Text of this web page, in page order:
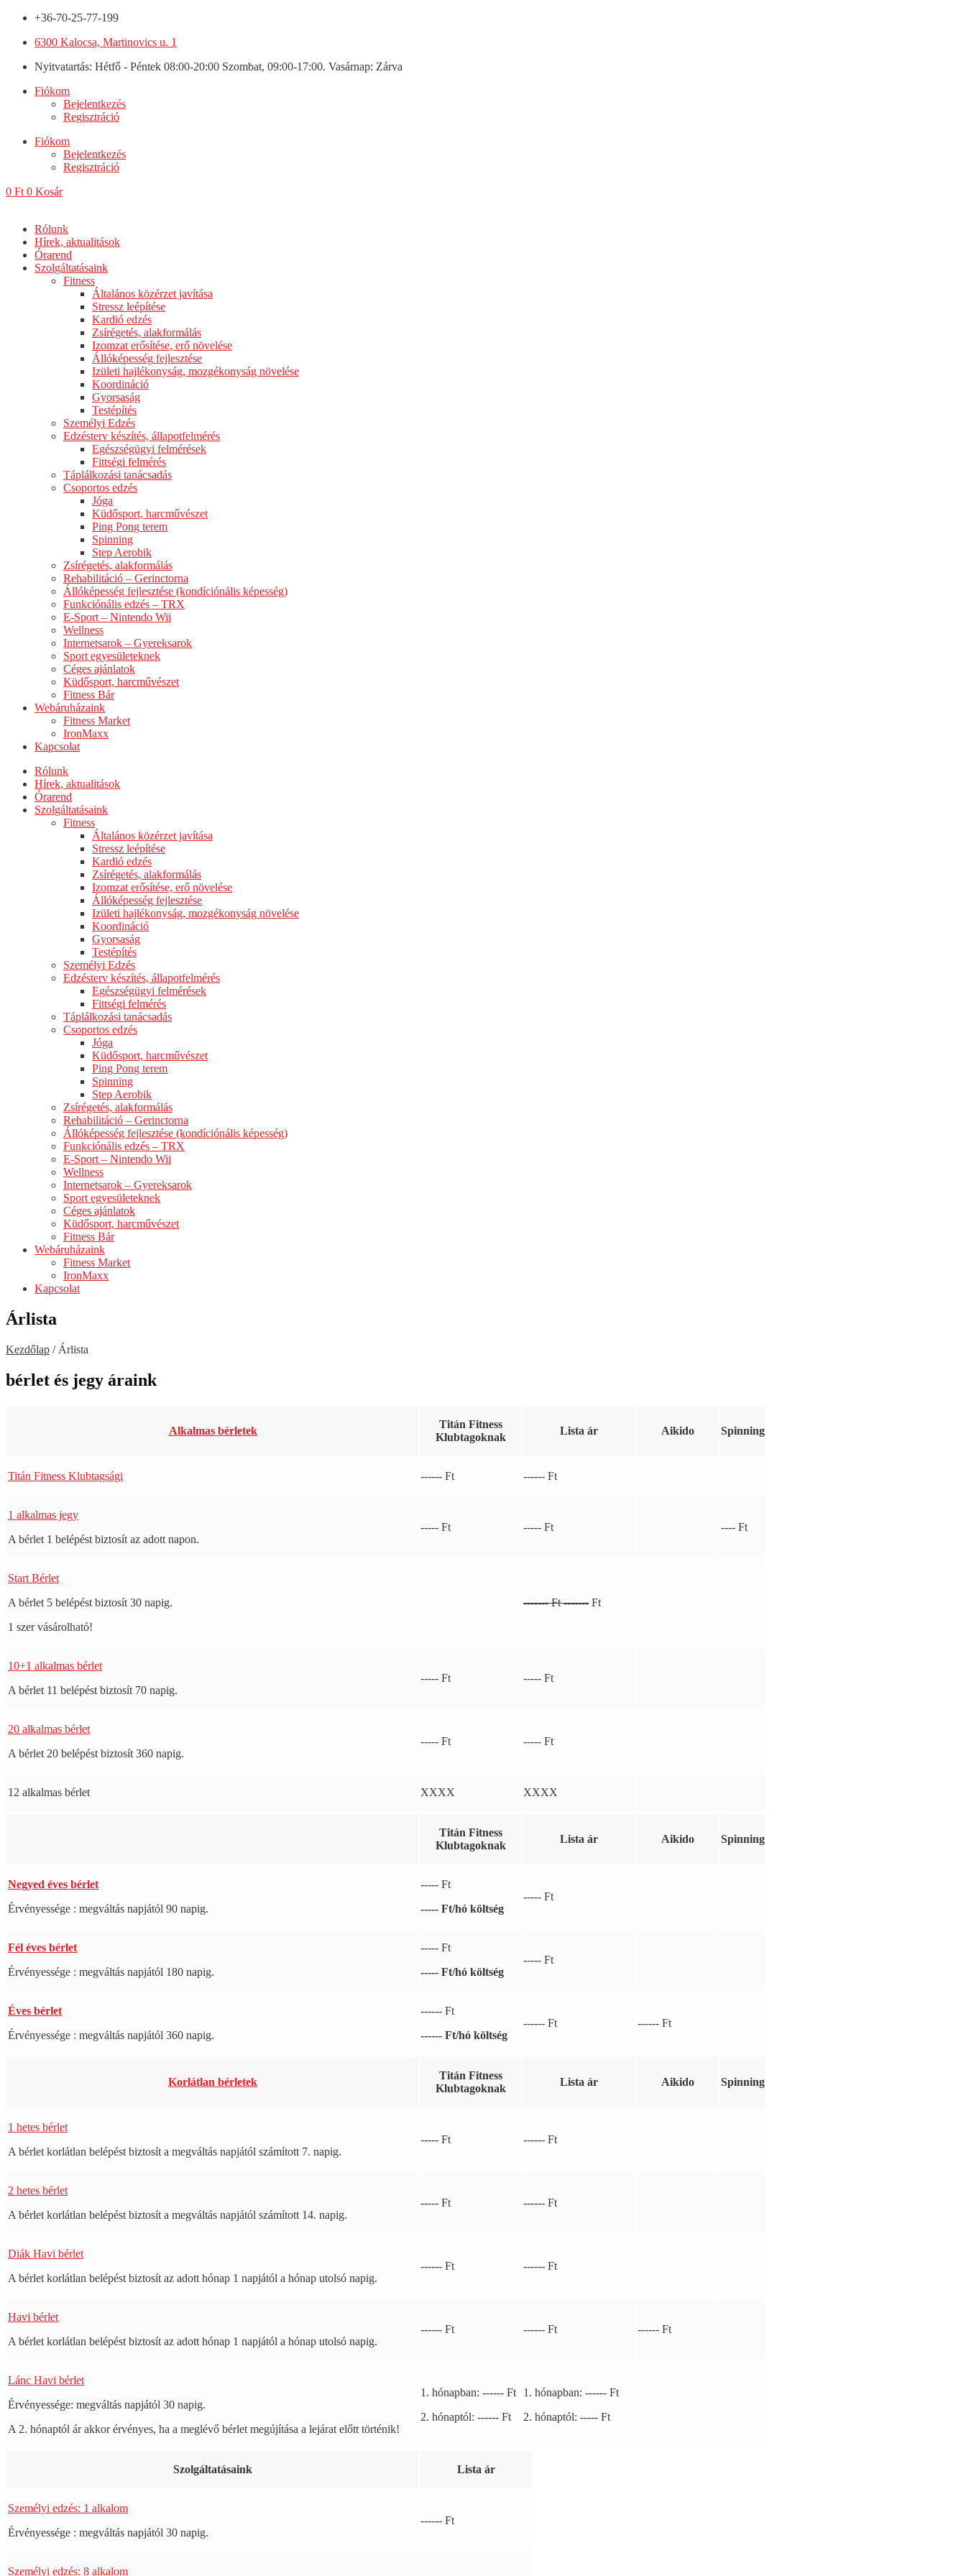
+36-70-25-77-199
6300 Kalocsa, Martinovics u. 1
Nyitvatartás: Hétfő - Péntek 08:00-20:00 Szombat, 09:00-17:00. Vasárnap: Zárva
Fiókom
Bejelentkezés
Regisztráció
Fiókom
Bejelentkezés
Regisztráció
0 Ft 0 Kosár
Rólunk
Hírek, aktualitások
Órarend
Szolgáltatásaink
Fitness
Általános közérzet javítása
Stressz leépítése
Kardió edzés
Zsírégetés, alakformálás
Izomzat erősítése, erő növelése
Állóképesség fejlesztése
Izületi hajlékonyság, mozgékonyság növelése
Koordináció
Gyorsaság
Testépítés
Személyi Edzés
Edzésterv készítés, állapotfelmérés
Egészségügyi felmérések
Fittségi felmérés
Táplálkozási tanácsadás
Csoportos edzés
Jóga
Küdősport, harcművészet
Ping Pong terem
Spinning
Step Aerobik
Zsírégetés, alakformálás
Rehabilitáció – Gerinctorna
Állóképesség fejlesztése (kondíciónális képesség)
Funkciónális edzés – TRX
E-Sport – Nintendo Wii
Wellness
Internetsarok – Gyereksarok
Sport egyesületeknek
Céges ajánlatok
Küdősport, harcművészet
Fitness Bár
Webáruházaink
Fitness Market
IronMaxx
Kapcsolat
Rólunk
Hírek, aktualitások
Órarend
Szolgáltatásaink
Fitness
Általános közérzet javítása
Stressz leépítése
Kardió edzés
Zsírégetés, alakformálás
Izomzat erősítése, erő növelése
Állóképesség fejlesztése
Izületi hajlékonyság, mozgékonyság növelése
Koordináció
Gyorsaság
Testépítés
Személyi Edzés
Edzésterv készítés, állapotfelmérés
Egészségügyi felmérések
Fittségi felmérés
Táplálkozási tanácsadás
Csoportos edzés
Jóga
Küdősport, harcművészet
Ping Pong terem
Spinning
Step Aerobik
Zsírégetés, alakformálás
Rehabilitáció – Gerinctorna
Állóképesség fejlesztése (kondíciónális képesség)
Funkciónális edzés – TRX
E-Sport – Nintendo Wii
Wellness
Internetsarok – Gyereksarok
Sport egyesületeknek
Céges ajánlatok
Küdősport, harcművészet
Fitness Bár
Webáruházaink
Fitness Market
IronMaxx
Kapcsolat
Árlista
Kezdőlap / Árlista
bérlet és jegy áraink
Alkalmas bérletek
Titán Fitness
Klubtagoknak
Lista ár Aikido Spinning
Titán Fitness Klubtagsági ------ Ft ------ Ft
1 alkalmas jegy
A bérlet 1 belépést biztosít az adott napon.
----- Ft ----- Ft ---- Ft
Start Bérlet
A bérlet 5 belépést biztosít 30 napig.
1 szer vásárolható!
------- Ft ------- Ft
10+1 alkalmas bérlet
A bérlet 11 belépést biztosít 70 napig.
----- Ft ----- Ft
20 alkalmas bérlet
A bérlet 20 belépést biztosít 360 napig.
----- Ft ----- Ft
12 alkalmas bérlet XXXX XXXX
Titán Fitness
Klubtagoknak
Lista ár Aikido Spinning
Negyed éves bérlet
Érvényessége : megváltás napjától 90 napig.
----- Ft
----- Ft/hó költség
----- Ft
Fél éves bérlet
Érvényessége : megváltás napjától 180 napig.
----- Ft
----- Ft/hó költség
----- Ft
Éves bérlet
Érvényessége : megváltás napjától 360 napig.
------ Ft
------ Ft/hó költség
------ Ft ------ Ft
Korlátlan bérletek
Titán Fitness
Klubtagoknak
Lista ár Aikido Spinning
1 hetes bérlet
A bérlet korlátlan belépést biztosít a megváltás napjától számított 7. napig.
----- Ft ------ Ft
2 hetes bérlet
A bérlet korlátlan belépést biztosít a megváltás napjától számított 14. napig.
----- Ft ------ Ft
Diák Havi bérlet
A bérlet korlátlan belépést biztosít az adott hónap 1 napjától a hónap utolsó napig.
------ Ft ------ Ft
Havi bérlet
A bérlet korlátlan belépést biztosít az adott hónap 1 napjától a hónap utolsó napig.
------ Ft ------ Ft ------ Ft
Lánc Havi bérlet
Érvényessége: megváltás napjától 30 napig.
A 2. hónaptól ár akkor érvényes, ha a meglévő bérlet megújítása a lejárat előtt történik!
1. hónapban: ------ Ft
2. hónaptól: ------ Ft
1. hónapban: ------ Ft
2. hónaptól: ----- Ft
Szolgáltatásaink Lista ár
Személyi edzés: 1 alkalom
Érvényessége : megváltás napjától 30 napig.
------ Ft
Személyi edzés: 8 alkalom